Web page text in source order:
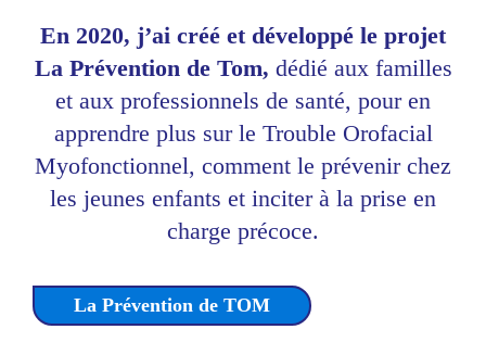
En 2020, j’ai créé et développé le projet
La Prévention de Tom, dédié aux familles
et aux professionnels de santé, pour en
apprendre plus sur le Trouble Orofacial
Myofonctionnel, comment le prévenir chez
les jeunes enfants et inciter à la prise en
charge précoce.
La Prévention de TOM